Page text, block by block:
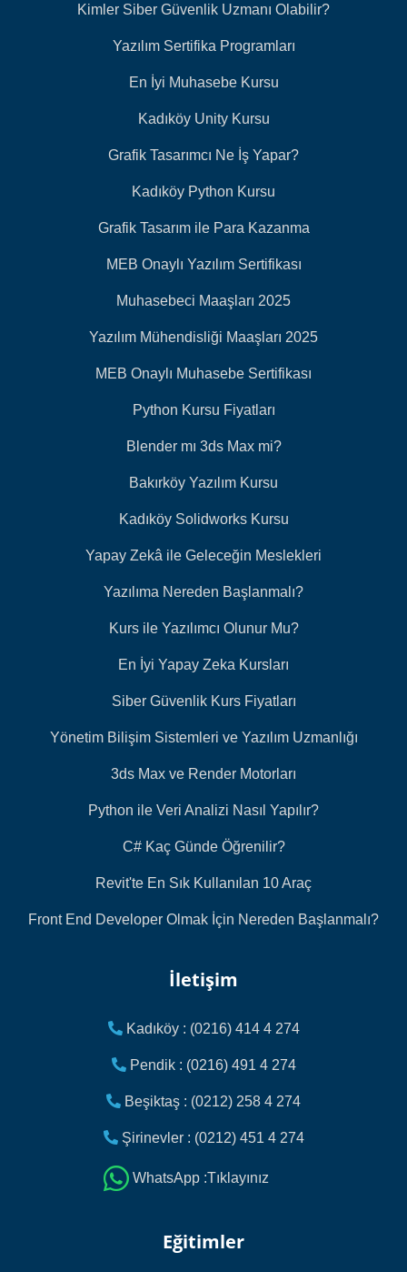
Kimler Siber Güvenlik Uzmanı Olabilir?
Yazılım Sertifika Programları
En İyi Muhasebe Kursu
Kadıköy Unity Kursu
Grafik Tasarımcı Ne İş Yapar?
Kadıköy Python Kursu
Grafik Tasarım ile Para Kazanma
MEB Onaylı Yazılım Sertifikası
Muhasebeci Maaşları 2025
Yazılım Mühendisliği Maaşları 2025
MEB Onaylı Muhasebe Sertifikası
Python Kursu Fiyatları
Blender mı 3ds Max mi?
Bakırköy Yazılım Kursu
Kadıköy Solidworks Kursu
Yapay Zekâ ile Geleceğin Meslekleri
Yazılıma Nereden Başlanmalı?
Kurs ile Yazılımcı Olunur Mu?
En İyi Yapay Zeka Kursları
Siber Güvenlik Kurs Fiyatları
Yönetim Bilişim Sistemleri ve Yazılım Uzmanlığı
3ds Max ve Render Motorları
Python ile Veri Analizi Nasıl Yapılır?
C# Kaç Günde Öğrenilir?
Revit'te En Sık Kullanılan 10 Araç
Front End Developer Olmak İçin Nereden Başlanmalı?
İletişim
Kadıköy : (0216) 414 4 274
Pendik : (0216) 491 4 274
Beşiktaş : (0212) 258 4 274
Şirinevler : (0212) 451 4 274
WhatsApp :Tıklayınız
Eğitimler